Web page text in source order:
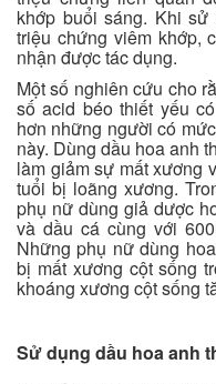
khớp buổi sáng. Khi
triệu chứng viêm khớp,
nhận được tác dụng.
Một số nghiên cứu cho
số acid béo thiết yếu
hơn những người có
này. Dùng dầu hoa anh
làm giảm sự mất xương
tuổi bị loãng xương.
phụ nữ dùng giả dược
và dầu cá cùng với
Những phụ nữ dùng
bị mất xương cột sống
khoáng xương cột sống
Sử dụng dầu hoa anh